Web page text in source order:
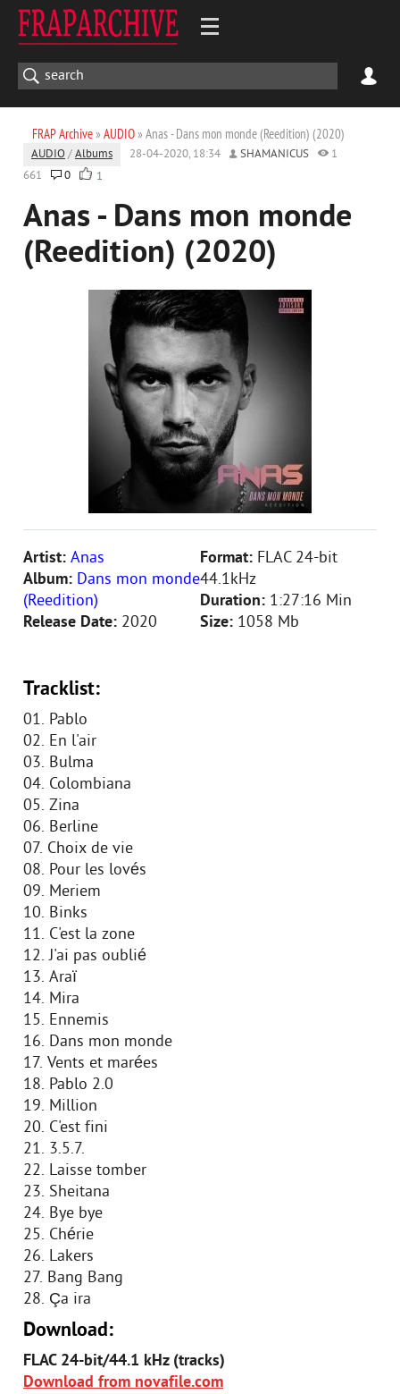
FRAP Archive» AUDIO» Anas - Dans mon monde (Reedition) (2020)
AUDIO /Albums 28-04-2020, 18:34 SHAMANICUS
1
661
0 1
Anas - Dans mon monde
(Reedition) (2020)
Artist: Anas
Album: Dans mon monde
(Reedition)
Release Date: 2020
Format: FLAC 24-bit
44.1kHz
Duration: 1:27:16 Min
Size: 1058 Mb
Tracklist:
01. Pablo
02. En l'air
03. Bulma
04. Colombiana
05. Zina
06. Berline
07. Choix de vie
08. Pour les lovés
09. Meriem
10. Binks
11. C'est la zone
12. J'ai pas oublié
13. Araï
14. Mira
15. Ennemis
16. Dans mon monde
17. Vents et marées
18. Pablo 2.0
19. Million
20. C'est fini
21. 3.5.7.
22. Laisse tomber
23. Sheitana
24. Bye bye
25. Chérie
26. Lakers
27. Bang Bang
28. Ça ira
Download:
FLAC 24-bit/44.1 kHz (tracks)
Download from novafile.com